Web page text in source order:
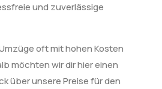
und zuverlässige
oft mit hohen Kosten
möchten wir dir hier einen
über unsere Preise für den